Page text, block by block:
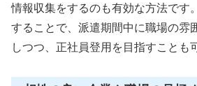
情報収集をするのも有効な方法です
することで、派遣期間中に職場の雰
しつつ、正社員登用を目指すことも